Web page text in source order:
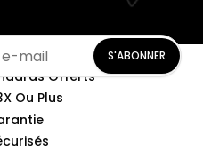
S'ABONNER
Offerts
Ou Plus